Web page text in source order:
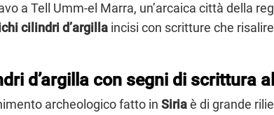
a Tell Umm-el Marra, un’arcaica città della
cilindri d’argilla incisi con scritture che
d’argilla con segni di scrittura
archeologico fatto in Siriaè di grande